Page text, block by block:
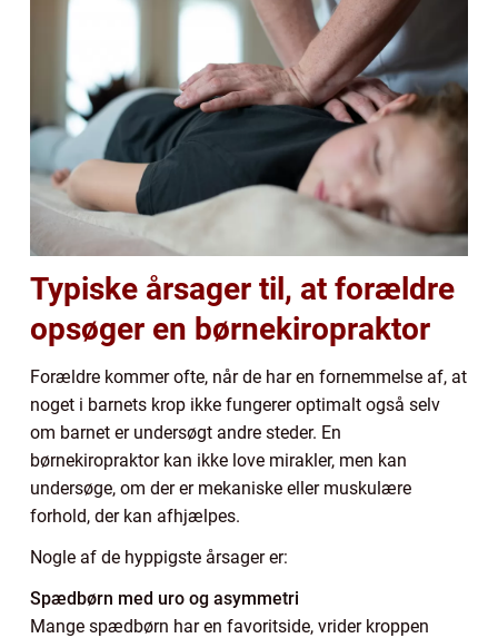
Typiske årsager til, at forældre
opsøger en børnekiropraktor
Forældre kommer ofte, når de har en fornemmelse af, at
noget i barnets krop ikke fungerer optimalt også selv
om barnet er undersøgt andre steder. En
børnekiropraktor kan ikke love mirakler, men kan
undersøge, om der er mekaniske eller muskulære
forhold, der kan afhjælpes.
Nogle af de hyppigste årsager er:
Spædbørn med uro og asymmetri
Mange spædbørn har en favoritside, vrider kroppen